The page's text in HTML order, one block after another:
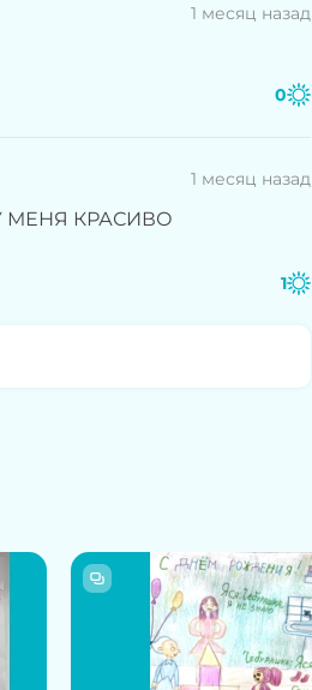
1 месяц назад
0
1 месяц назад
МЕНЯ КРАСИВО
1